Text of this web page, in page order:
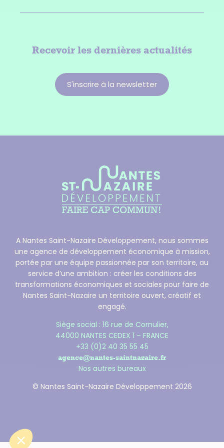
Recevoir les dernières actualités
S'inscrire à la newsletter
A Nantes Saint-Nazaire Développement, nous sommes
une agence de développement économique à mission,
portée par une équipe passionnée par son territoire, au
service d’une ambition : créer les conditions des
transformations économiques et sociales pour faire de
Nantes Saint-Nazaire un territoire ouvert, créatif et
engagé.
Siège social : 16 rue de Cornulier,
44000 NANTES CEDEX 1 – FRANCE
+33 (0)2 40 35 55 45
agence@nantes-saintnazaire.fr
Nos autres bureaux
© Nantes Saint-Nazaire Développement 2026